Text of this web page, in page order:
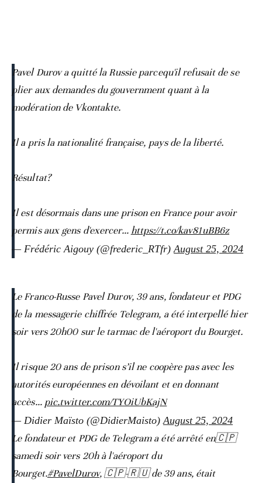
Pavel Durov a quitté la Russie parcequ'il refusait de se
plier aux demandes du gouvernment quant à la
modération de Vkontakte.
Il a pris la nationalité française, pays de la liberté.
Résultat?
Il est désormais dans une prison en France pour avoir
permis aux gens d'exercer…https://t.co/kav81uBB6z
— Frédéric Aigouy (@frederic_RTfr)August 25, 2024
Le Franco-Russe Pavel Durov, 39 ans, fondateur et PDG
de la messagerie chiffrée Telegram, a été interpellé hier
soir vers 20h00 sur le tarmac de l'aéroport du Bourget.
Il risque 20 ans de prison s’il ne coopère pas avec les
autorités européennes en dévoilant et en donnant
accès… pic.twitter.com/TYOiUbKajN
— Didier Maïsto (@DidierMaisto)August 25, 2024
Le fondateur et PDG de Telegram a été arrêté en🇨🇵
samedi soir vers 20h à l'aéroport du
Bourget.#PavelDurov, 🇨🇵-🇷🇺 de 39 ans, était